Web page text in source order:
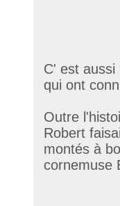
C' est
qui ont
Outre
Robert
montés à
cornemuse